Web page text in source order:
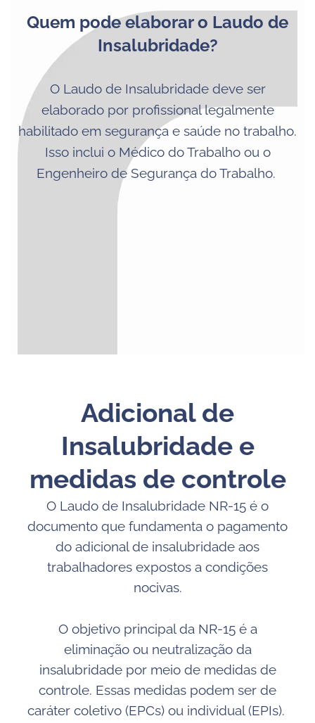
Quem pode elaborar o Laudo de
Insalubridade?
O Laudo de Insalubridade deve ser
elaborado por profissional legalmente
habilitado em segurança e saúde no trabalho.
Isso inclui o Médico do Trabalho ou o
Engenheiro de Segurança do Trabalho.
Adicional de
Insalubridade e
medidas de controle
O Laudo de Insalubridade NR-15 é o
documento que fundamenta o pagamento
do adicional de insalubridade aos
trabalhadores expostos a condições
nocivas.
O objetivo principal da NR-15 é a
eliminação ou neutralização da
insalubridade por meio de medidas de
controle. Essas medidas podem ser de
caráter coletivo (EPCs) ou individual (EPIs).